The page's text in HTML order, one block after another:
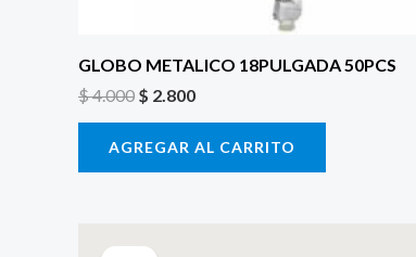
GLOBO METALICO 18PULGADA 50PCS
$4.000 $ 2.800
AGREGAR AL CARRITO